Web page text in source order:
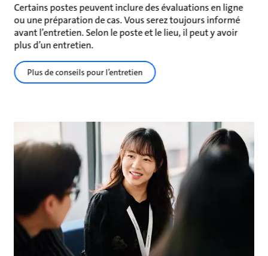
Certains postes peuvent inclure des évaluations en ligne
ou une préparation de cas. Vous serez toujours informé
avant l’entretien. Selon le poste et le lieu, il peut y avoir
plus d’un entretien.
Plus de conseils pour l’entretien